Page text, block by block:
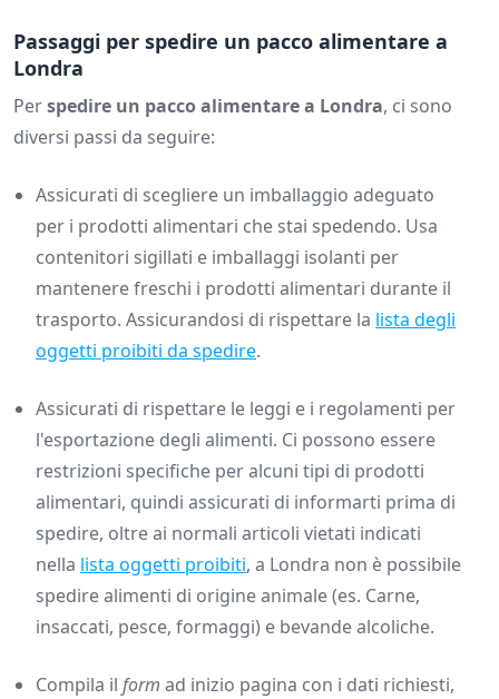
Passaggi per spedire un pacco alimentare a
Londra
Perspedire un pacco alimentare a Londra, ci sono
diversi passi da seguire:
Assicurati di scegliere un imballaggio adeguato
per i prodotti alimentari che stai spedendo. Usa
contenitori sigillati e imballaggi isolanti per
mantenere freschi i prodotti alimentari durante il
trasporto. Assicurandosi di rispettare la lista degli
oggetti proibiti da spedire.
Assicurati di rispettare le leggi e i regolamenti per
l'esportazione degli alimenti. Ci possono essere
restrizioni specifiche per alcuni tipi di prodotti
alimentari, quindi assicurati di informarti prima di
spedire, oltre ai normali articoli vietati indicati
nella lista oggetti proibiti, a Londra non è possibile
spedire alimenti di origine animale (es. Carne,
insaccati, pesce, formaggi) e bevande alcoliche.
Compila il form ad inizio pagina con i dati richiesti,